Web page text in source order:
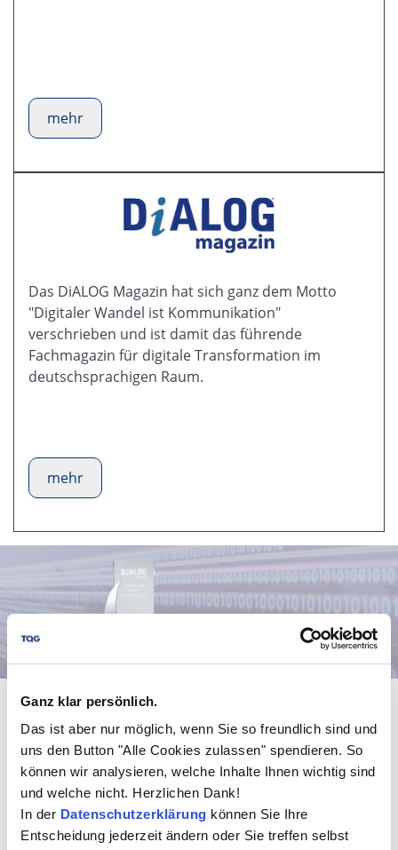
Ganz klar persönlich.
Das ist aber nur möglich, wenn Sie so freundlich sind und
uns den Button "Alle Cookies zulassen" spendieren. So
können wir analysieren, welche Inhalte Ihnen wichtig sind
und welche nicht. Herzlichen Dank!
In der Datenschutzerklärung können Sie Ihre
Entscheidung jederzeit ändern oder Sie treffen selbst
mehr
Das DiALOG Magazin hat sich ganz dem Motto
"Digitaler Wandel ist Kommunikation"
verschrieben und ist damit das führende
Fachmagazin für digitale Transformation im
deutschsprachigen Raum.
mehr
DiALOG-Award
Excellence in Digital
Transformation
Qualitäts-Gütesiegel für nachhaltige Projekte und